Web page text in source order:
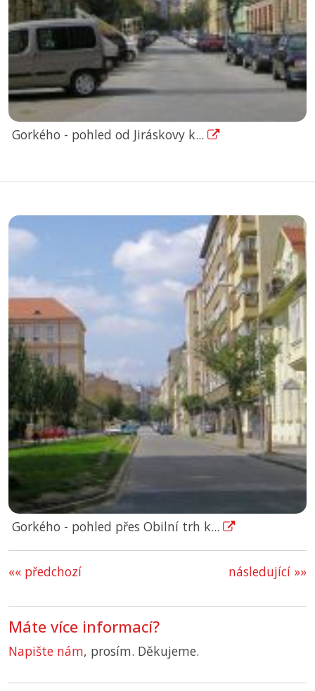
Gorkého - pohled od Jiráskovy k...
Gorkého - pohled přes Obilní trh k...
«« předchozí následující »»
Máte více informací?
Napište nám, prosím. Děkujeme.